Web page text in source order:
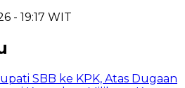
- 19:17 WIT
SBB ke KPK, Atas Dugaan